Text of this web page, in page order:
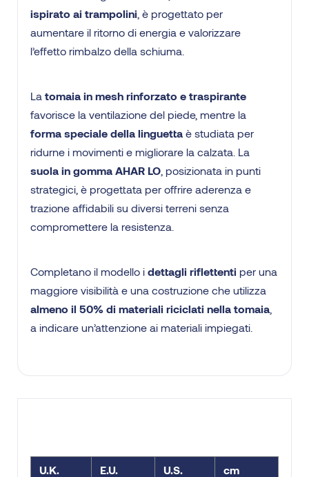
ispirato ai trampolini , è progettato per
aumentare il ritorno di energia e valorizzare
l’effetto rimbalzo della schiuma.
La tomaia in mesh rinforzato e traspirante
favorisce la ventilazione del piede, mentre la
forma speciale della linguetta è studiata per
ridurne i movimenti e migliorare la calzata. La
suola in gomma AHAR LO , posizionata in punti
strategici, è progettata per offrire aderenza e
trazione affidabili su diversi terreni senza
compromettere la resistenza.
Completano il modello i dettagli riflettenti per una
maggiore visibilità e una costruzione che utilizza
almeno il 50% di materiali riciclati nella tomaia
a indicare un’attenzione ai materiali impiegati.
U.K. E.U. U.S. cm